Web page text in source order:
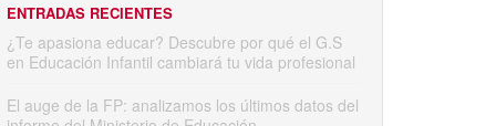
ENTRADAS RECIENTES
¿Te apasiona educar? Descubre por qué el G.S
en Educación Infantil cambiará tu vida profesional
El auge de la FP: analizamos los últimos datos del